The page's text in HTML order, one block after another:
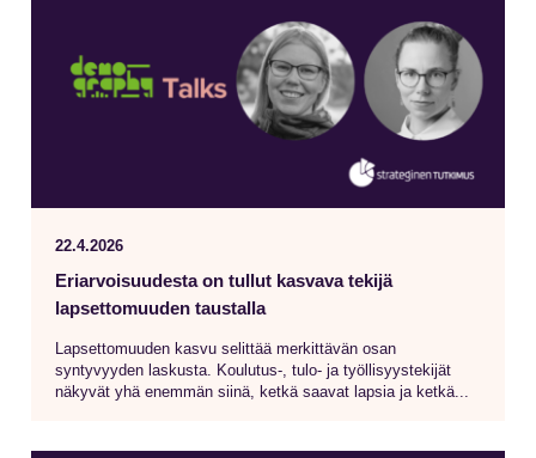
22.4.2026
Eriarvoisuudesta on tullut kasvava tekijä
lapsettomuuden taustalla
Lapsettomuuden kasvu selittää merkittävän osan
syntyvyyden laskusta. Koulutus-, tulo- ja työllisyystekijät
näkyvät yhä enemmän siinä, ketkä saavat lapsia ja ketkä...